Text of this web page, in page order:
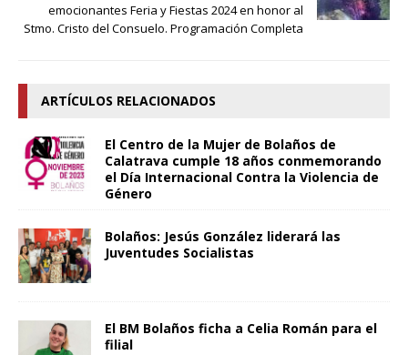
emocionantes Feria y Fiestas 2024 en honor al
Stmo. Cristo del Consuelo. Programación Completa
ARTÍCULOS RELACIONADOS
El Centro de la Mujer de Bolaños de
Calatrava cumple 18 años conmemorando
el Día Internacional Contra la Violencia de
Género
Bolaños: Jesús González liderará las
Juventudes Socialistas
El BM Bolaños ficha a Celia Román para el
filial